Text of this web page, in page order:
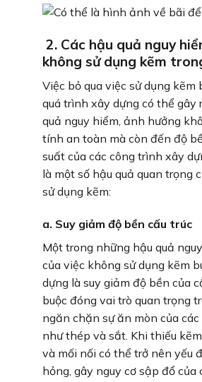
2. Các hậu quả nguy
không sử dụng kẽm
Việc bỏ qua việc sử dụng kẽm
quá trình xây dựng có thể gây
quả nguy hiểm, ảnh hưởng
tính an toàn mà còn đến độ
suất của các công trình xây
là một số hậu quả quan trọng
sử dụng kẽm:
a. Suy giảm độ bền cấu trúc
Một trong những hậu quả
của việc không sử dụng kẽm
dựng là suy giảm độ bền của
buộc đóng vai trò quan trọng
ngăn chặn sự ăn mòn của
như thép và sắt. Khi thiếu
và mối nối có thể trở nên yếu
hỏng, gây nguy cơ sập đổ của